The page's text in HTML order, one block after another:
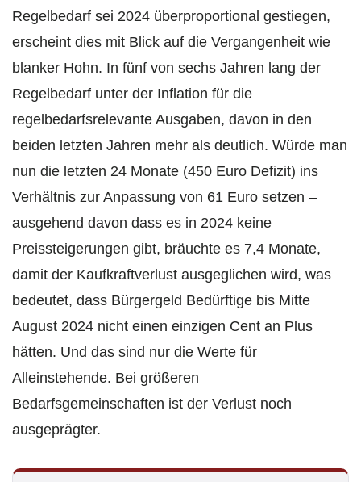
Regelbedarf sei 2024 überproportional gestiegen,
erscheint dies mit Blick auf die Vergangenheit wie
blanker Hohn. In fünf von sechs Jahren lang der
Regelbedarf unter der Inflation für die
regelbedarfsrelevante Ausgaben, davon in den
beiden letzten Jahren mehr als deutlich. Würde man
nun die letzten 24 Monate (450 Euro Defizit) ins
Verhältnis zur Anpassung von 61 Euro setzen –
ausgehend davon dass es in 2024 keine
Preissteigerungen gibt, bräuchte es 7,4 Monate,
damit der Kaufkraftverlust ausgeglichen wird, was
bedeutet, dass Bürgergeld Bedürftige bis Mitte
August 2024 nicht einen einzigen Cent an Plus
hätten. Und das sind nur die Werte für
Alleinstehende. Bei größeren
Bedarfsgemeinschaften ist der Verlust noch
ausgeprägter.